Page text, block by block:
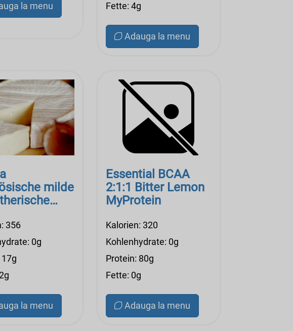
la menu
Fette: 4g
Adauga la menu
milde
356
0g
la menu
Essential BCAA
2:1:1 Bitter Lemon
MyProtein
Kalorien: 320
Kohlenhydrate: 0g
Protein: 80g
Fette: 0g
Adauga la menu